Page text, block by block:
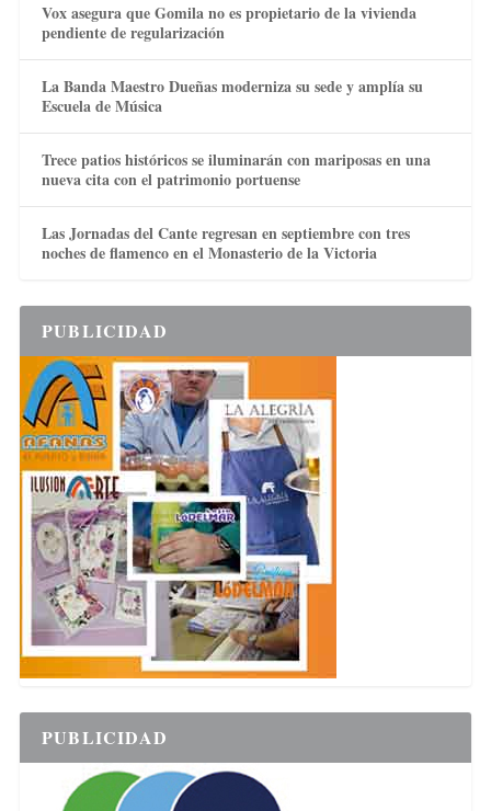
Vox asegura que Gomila no es propietario de la vivienda
pendiente de regularización
La Banda Maestro Dueñas moderniza su sede y amplía su
Escuela de Música
Trece patios históricos se iluminarán con mariposas en una
nueva cita con el patrimonio portuense
Las Jornadas del Cante regresan en septiembre con tres
noches de flamenco en el Monasterio de la Victoria
PUBLICIDAD
PUBLICIDAD